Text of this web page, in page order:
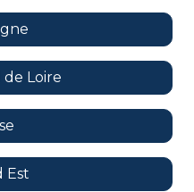
de Loire
Est